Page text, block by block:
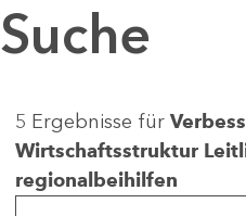
Suche
5 Ergebnisse für
Wirtschaftsstruktur
regionalbeihilfen